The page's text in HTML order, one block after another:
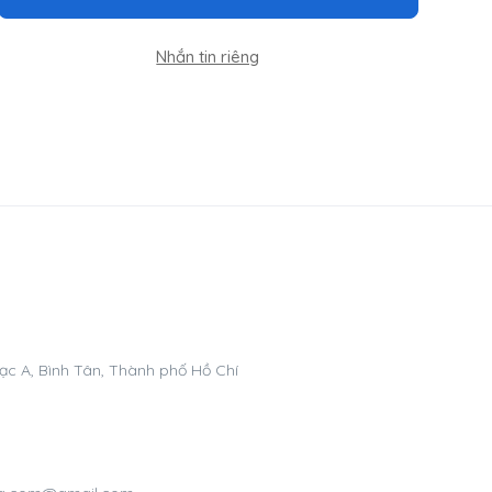
Nhắn tin riêng
A, Bình Tân, Thành phố Hồ Chí